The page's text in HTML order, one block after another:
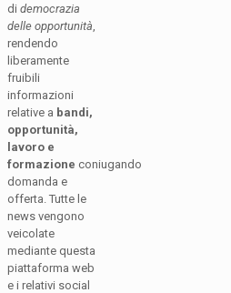
di democrazia
delle opportunità
rendendo
liberamente
fruibili
informazioni
relative a bandi,
opportunità,
lavoro e
formazione coniugando
domanda e
offerta. Tutte le
news vengono
veicolate
mediante questa
piattaforma web
e i relativi social